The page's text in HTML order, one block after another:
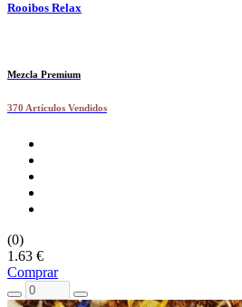
Rooibos Relax
Mezcla Premium
370 Artículos Vendidos
(0)
1.63 €
Comprar